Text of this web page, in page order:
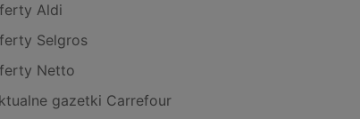
Aldi
Selgros
Netto
gazetki Carrefour